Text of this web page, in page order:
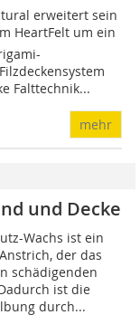
erweitert sein
HeartFelt um ein
Falttechnik...
mehr
und Decke
Wachs ist ein
der das
schädigenden
ist die
durch...